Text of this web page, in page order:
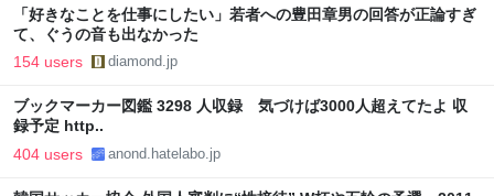
「好きなことを仕事にしたい」若者への豊田章男の回答が正論すぎ
て、ぐうの音も出なかった
154 users diamond.jp
ブックマーカー図鑑 3298 人収録 気づけば3000人超えてたよ 収
録予定 http..
404 users anond.hatelabo.jp